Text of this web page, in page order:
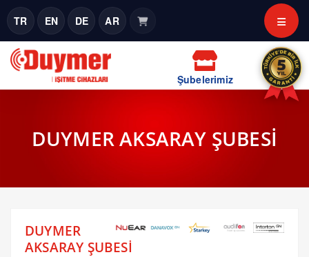
TR EN DE AR
Şubelerimiz
DUYMER AKSARAY ŞUBESİ
DUYMER
AKSARAY ŞUBESİ